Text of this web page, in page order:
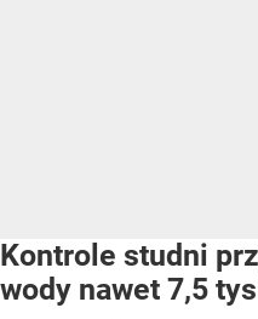
Kontrole studni
wody nawet 7,5